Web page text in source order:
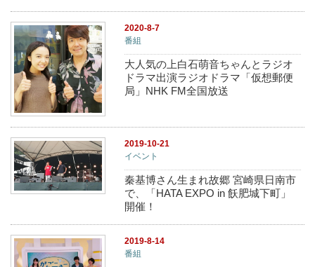
2020-8-7
番組
大人気の上白石萌音ちゃんとラジオ
ドラマ出演ラジオドラマ「仮想郵便
局」NHK FM全国放送
2019-10-21
イベント
秦基博さん生まれ故郷 宮崎県日南市
で、「HATA EXPO in 飫肥城下町」
開催！
2019-8-14
番組